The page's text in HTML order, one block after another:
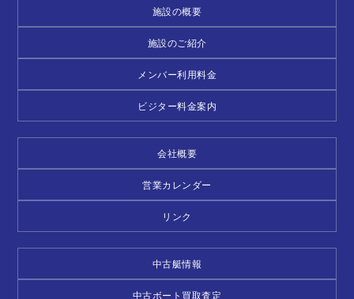
施設の概要
施設のご紹介
メンバー利用料金
ビジター料金案内
会社概要
営業カレンダー
リンク
中古艇情報
中古ボート買取査定